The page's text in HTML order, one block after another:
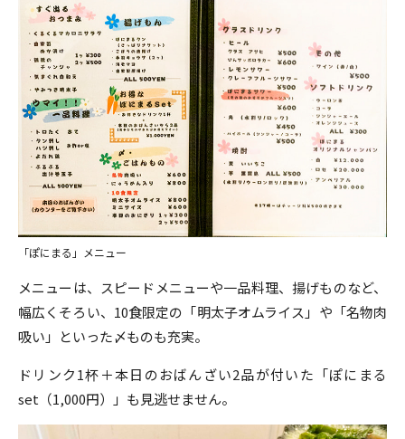
「ぽにまる」メニュー
メニューは、スピードメニューや一品料理、揚げものなど、
幅広くそろい、10食限定の「明太子オムライス」や「名物肉
吸い」といった〆ものも充実。
ドリンク1杯＋本日のおばんざい2品が付いた「ぽにまる
set（1,000円）」も見逃せません。